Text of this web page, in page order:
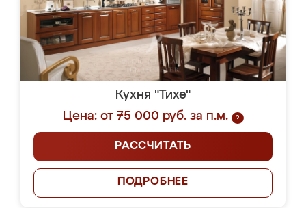
Кухня "Тихе"
Цена: от 75 000 руб. за п.м.
?
РАССЧИТАТЬ
ПОДРОБНЕЕ